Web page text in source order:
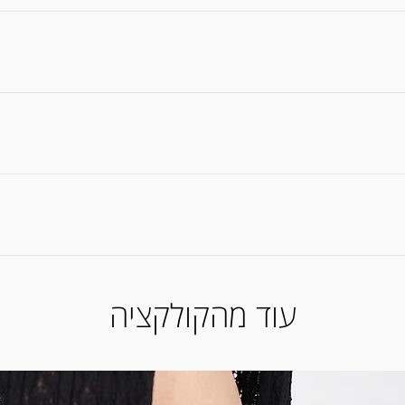
הינה למשך 3.5 חודשים ממועד הרכישה * בלאי ושחיקה או אי נוחות לאחר השימוש
לא מרוצה מהמוצר שרכשת? *
עסקים מיום קבלת המוצר בסניף)עוד מהקולקציה